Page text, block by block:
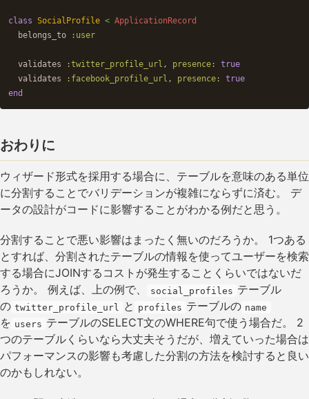
class SocialProfile < ApplicationRecord
belongs_to
:user
validates :twitter_profile_url , presence: true
validates
:facebook_profile_url , presence: true
end
おわりに
ウィザード形式を採用する場合に、テーブルを意味のある単位
に分割することでバリデーションが複雑にならずに済む。 デ
ータの設計がコードに影響することがわかる例だと思う。
分割することで悪い影響はまったく無いのだろうか。 1つある
とすれば、分割されたテーブルの情報を使ってユーザーを検索
する場合にJOINするコストが発生することくらいではないだ
ろうか。 例えば、上の例で、
social_profiles テーブル
の twitter_profile_url と profiles テーブルの name
を users テーブルのSELECT文のWHERE句で使う場合だ。 2
つのテーブルくらいなら大丈夫そうだが、増えていった場合は
パフォーマンスの影響も考慮した分割の方法を検討すると良い
のかもしれない。